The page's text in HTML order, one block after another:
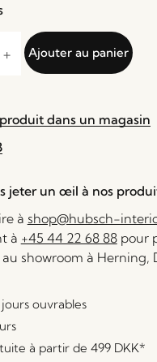
Ajouter au panier
dans un magasin
jeter un œil à nos
à shop@hubsch-
à +45 44 22 68 88pour
showroom à Herning,
ouvrables
à partir de 499 DKK*